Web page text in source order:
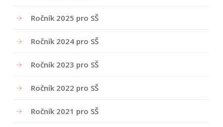
Ročník 2025 pro SŠ
Ročník 2024 pro SŠ
Ročník 2023 pro SŠ
Ročník 2022 pro SŠ
Ročník 2021 pro SŠ